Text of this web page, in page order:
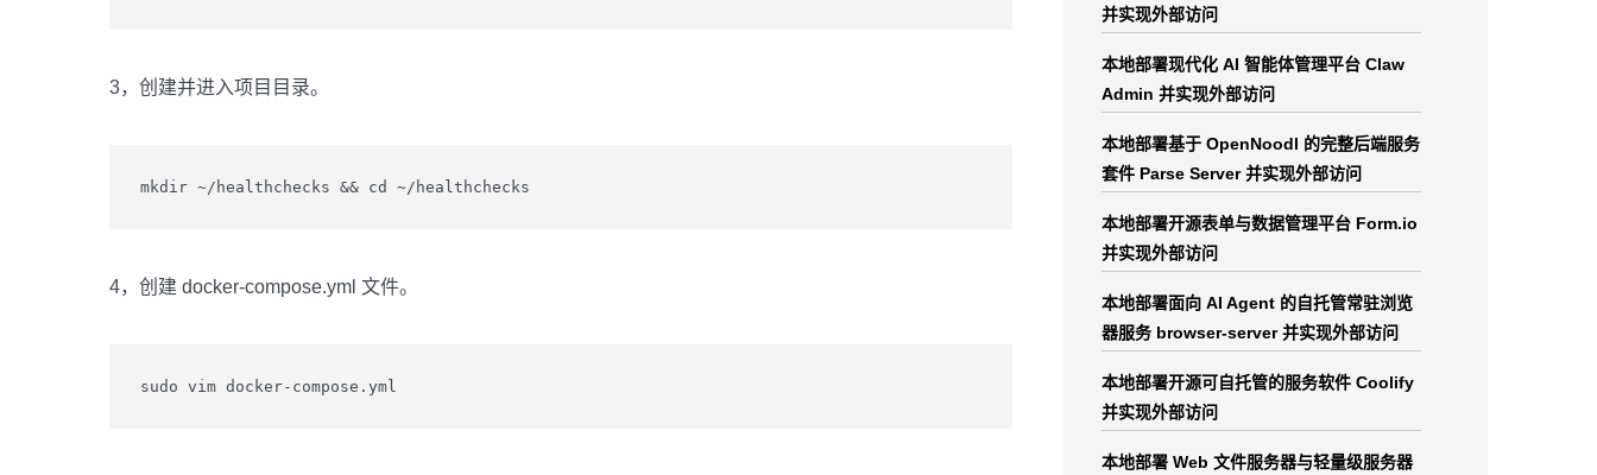
3，创建并进入项目目录。
mkdir ~/healthchecks && cd ~/healthchecks
4，创建 docker-compose.yml 文件。
sudo vim docker-compose.yml
并实现外部访问
本地部署现代化 AI 智能体管理平台 Claw
Admin 并实现外部访问
本地部署基于 OpenNoodl 的完整后端服务
套件 Parse Server 并实现外部访问
本地部署开源表单与数据管理平台 Form.io
并实现外部访问
本地部署面向 AI Agent 的自托管常驻浏览
器服务 browser-server 并实现外部访问
本地部署开源可自托管的服务软件 Coolify
并实现外部访问
本地部署 Web 文件服务器与轻量级服务器